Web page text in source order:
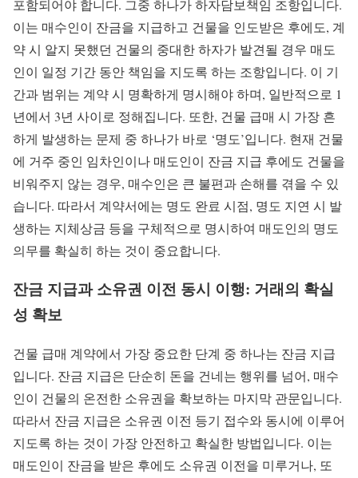
포함되어야 합니다. 그중 하나가 하자담보책임 조항입니다.
이는 매수인이 잔금을 지급하고 건물을 인도받은 후에도, 계
약 시 알지 못했던 건물의 중대한 하자가 발견될 경우 매도
인이 일정 기간 동안 책임을 지도록 하는 조항입니다. 이 기
간과 범위는 계약 시 명확하게 명시해야 하며, 일반적으로 1
년에서 3년 사이로 정해집니다. 또한, 건물 급매 시 가장 흔
하게 발생하는 문제 중 하나가 바로 ‘명도’입니다. 현재 건물
에 거주 중인 임차인이나 매도인이 잔금 지급 후에도 건물을
비워주지 않는 경우, 매수인은 큰 불편과 손해를 겪을 수 있
습니다. 따라서 계약서에는 명도 완료 시점, 명도 지연 시 발
생하는 지체상금 등을 구체적으로 명시하여 매도인의 명도
의무를 확실히 하는 것이 중요합니다.
잔금 지급과 소유권 이전 동시 이행: 거래의 확실
성 확보
건물 급매 계약에서 가장 중요한 단계 중 하나는 잔금 지급
입니다. 잔금 지급은 단순히 돈을 건네는 행위를 넘어, 매수
인이 건물의 온전한 소유권을 확보하는 마지막 관문입니다.
따라서 잔금 지급은 소유권 이전 등기 접수와 동시에 이루어
지도록 하는 것이 가장 안전하고 확실한 방법입니다. 이는
매도인이 잔금을 받은 후에도 소유권 이전을 미루거나, 또